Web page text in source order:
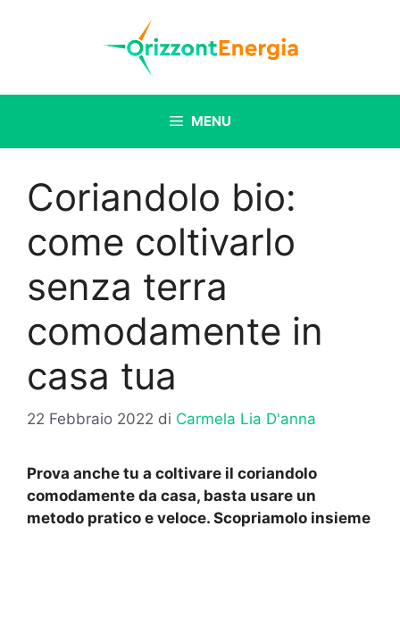
MENU
Coriandolo bio:
come coltivarlo
senza terra
comodamente in
casa tua
22 Febbraio 2022 di Carmela Lia D'anna
Prova anche tu a coltivare il coriandolo
comodamente da casa, basta usare un
metodo pratico e veloce. Scopriamolo insieme